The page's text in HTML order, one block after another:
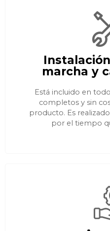
marcha y
Está incluido en
completos y sin
producto. Es
por el tiempo